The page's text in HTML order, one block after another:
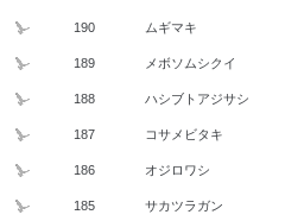
190 ムギマキ
189 メボソムシクイ
188 ハシブトアジサシ
187 コサメビタキ
186 オジロワシ
185 サカツラガン